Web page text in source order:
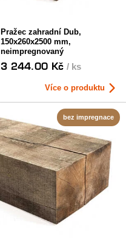
Pražec zahradní Dub,
150x260x2500 mm,
neimpregnovaný
3 244.00 Kč/ ks
Více o produktu
bez impregnace